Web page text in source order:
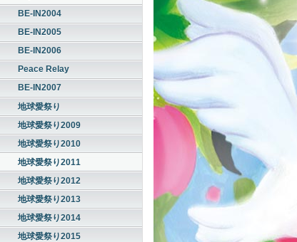
BE-IN2004
BE-IN2005
BE-IN2006
Peace Relay
BE-IN2007
地球愛祭り
地球愛祭り2009
地球愛祭り2010
地球愛祭り2011
地球愛祭り2012
地球愛祭り2013
地球愛祭り2014
地球愛祭り2015